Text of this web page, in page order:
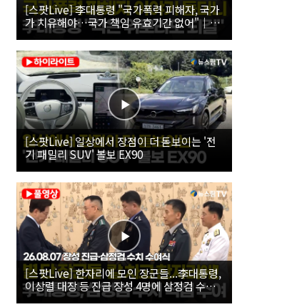
[스팟Live] 李대통령 "국가폭력 피해자, 국가
가 치유해야…국가 책임 유효기간 없어"｜
26.08.07 국가폭력 피해자 위로 오찬
[스팟Live] 일상에서 장점이 더 돋보이는 '전
기 패밀리 SUV' 볼보 EX90
[스팟Live] 한자리에 모인 장군들...李대통령,
이상렬 대장 등 진급 장성 4명에 삼정검 수치
직접 수여｜26.08.07 장성 진급·삼정검 수치